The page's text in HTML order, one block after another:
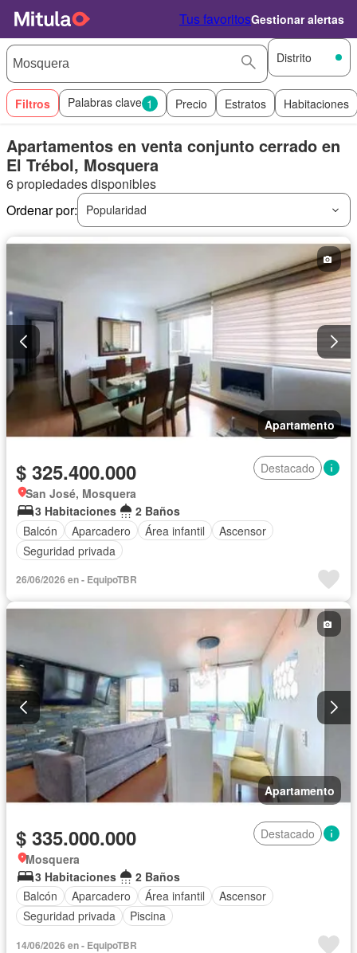
Tus favoritosGestionar alertas
Distrito
Filtros Palabras clave 1 Precio Estratos Habitaciones
Apartamentos en venta conjunto cerrado en
El Trébol, Mosquera
6 propiedades disponibles
Ordenar por:
Popularidad
Apartamento
$ 325.400.000
Destacado
San José, Mosquera
3 Habitaciones
2 Baños
Balcón
Aparcadero Área infantil
Ascensor
Seguridad privada
26/06/2026 en - EquipoTBR
Apartamento
$ 335.000.000
Destacado
Mosquera
3 Habitaciones
2 Baños
Balcón
Aparcadero Área infantil
Ascensor
Seguridad privada
Piscina
14/06/2026 en - EquipoTBR